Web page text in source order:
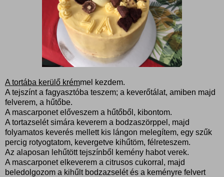
A tortába kerülő krémmel kezdem.
A tejszínt a fagyasztóba teszem; a keverőtálat, amiben majd
felverem, a hűtőbe.
A mascarponet előveszem a hűtőből, kibontom.
A tortazselét simára keverem a bodzaszörppel, majd
folyamatos keverés mellett kis lángon melegítem, egy szűk
percig rotyogtatom, kevergetve kihűtöm, félreteszem.
Az alaposan lehűtött tejszínből kemény habot verek.
A mascarponet elkeverem a citrusos cukorral, majd
beledolgozom a kihűlt bodzazselét és a keményre felvert